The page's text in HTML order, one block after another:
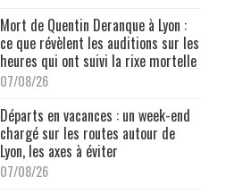
Mort de Quentin Deranque à Lyon :
ce que révèlent les auditions sur les
heures qui ont suivi la rixe mortelle
07/08/26
Départs en vacances : un week-end
chargé sur les routes autour de
Lyon, les axes à éviter
07/08/26